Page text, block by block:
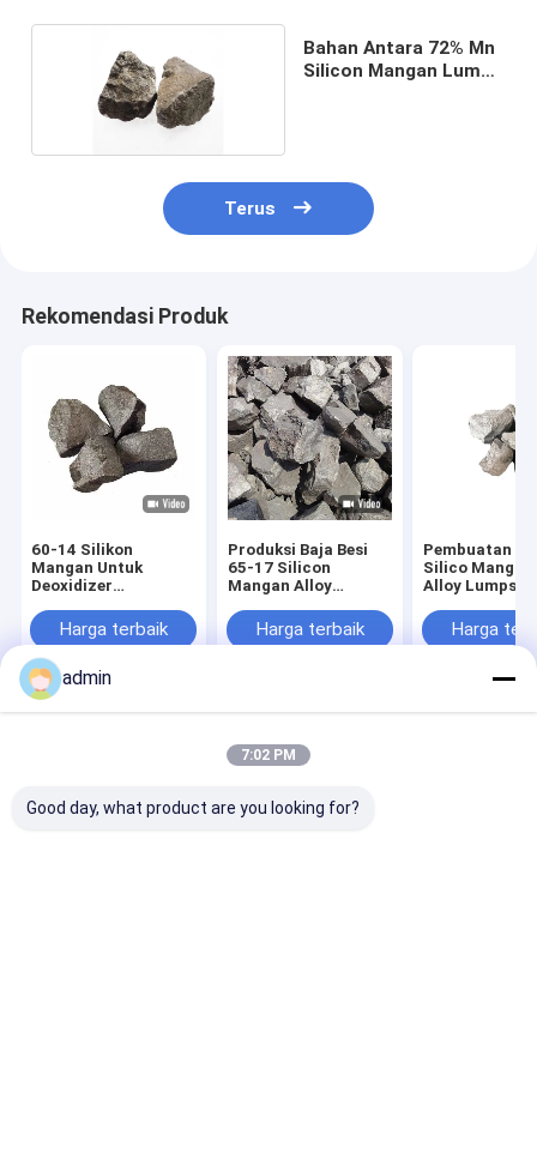
Bahan Antara 72% Mn
Silicon Mangan Lump
Terus
Rekomendasi Produk
60-14 Silikon
Mangan Untuk
Deoxidizer
Harga terbaik
Produksi Baja Besi
65-17 Silicon
Mangan Alloy
Deoxidizer
Harga terbaik
Pembuatan
Silico Mangan
Alloy Lumps
Harga
Rumah
Tentang
Hubungi
Desktop
Sitemap
Privacy Policy
Metallurgy Co., Ltd. All Rights Reserved.
admin
7:02 PM
Good day, what product are you looking for?